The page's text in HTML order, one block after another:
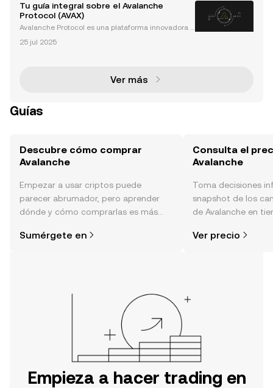
Tu guía integral sobre el Avalanche
Protocol (AVAX)
Avalanche Protocol es una plataforma innovadora d
descentralizadas (dapps), blockchains personaliza
25 jul 2025
Ver más
Guías
Descubre cómo comprar
Avalanche
Empezar a usar criptos puede
parecer abrumador, pero aprender
dónde y cómo comprarlas es más
tu aventura en la aplicación móvil de
Sumérgete en
Consulta el
Avalanche
Toma decisiones
snapshot de los
de Avalanche en
noticias y más.
Ver precio
Empieza a hacer trading en